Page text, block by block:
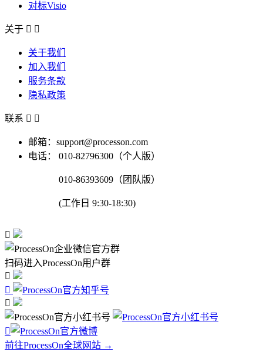
对标Visio
关于  
关于我们
加入我们
服务条款
隐私政策
联系  
邮箱：support@processon.com
电话：
010-82796300（个人版）
010-86393609（团队版）
(工作日 9:30-18:30)

扫码进入ProcessOn用户群




前往ProcessOn全球网站 →